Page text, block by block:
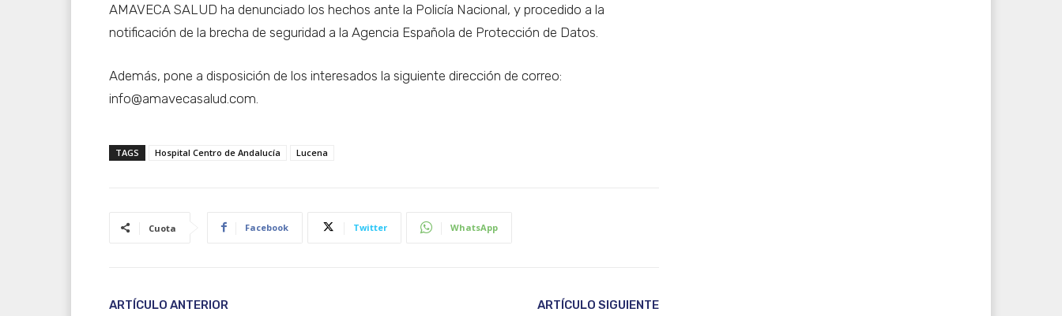
AMAVECA SALUD ha denunciado los hechos ante la Policía Nacional, y procedido a la
notificación de la brecha de seguridad a la Agencia Española de Protección de Datos.
Además, pone a disposición de los interesados la siguiente dirección de correo:
info@amavecasalud.com.
TAGS Hospital Centro de Andalucía Lucena
Cuota Facebook Twitter WhatsApp
ARTÍCULO ANTERIOR ARTÍCULO SIGUIENTE